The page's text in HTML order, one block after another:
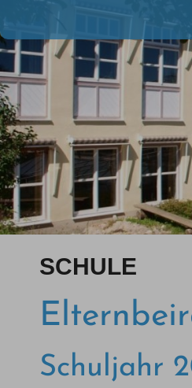
SCHULE
Schuljahr